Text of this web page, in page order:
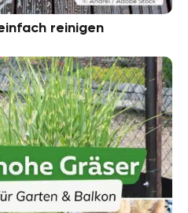
reinigen